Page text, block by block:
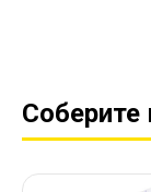
Соберите